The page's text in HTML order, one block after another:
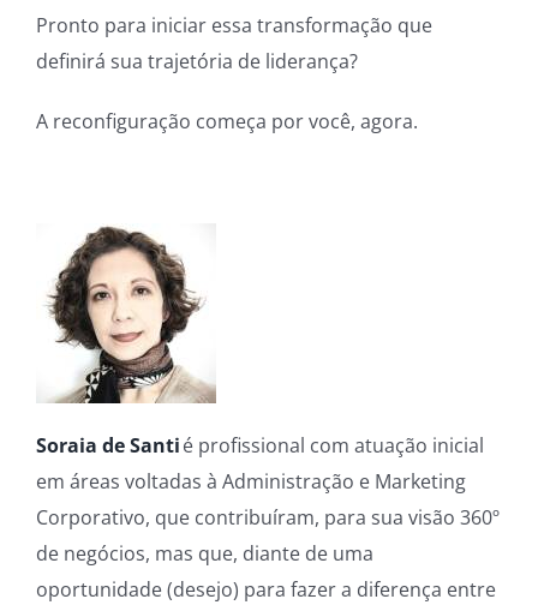
Pronto para iniciar essa transformação que
definirá sua trajetória de liderança?
A reconfiguração começa por você, agora.
Soraia de Santié profissional com atuação inicial
em áreas voltadas à Administração e Marketing
Corporativo, que contribuíram, para sua visão 360º
de negócios, mas que, diante de uma
oportunidade (desejo) para fazer a diferença entre